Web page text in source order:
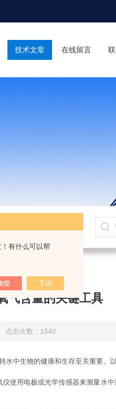
有什么可以帮
技术文章 在线留言
，气体检测仪，液位计，温度变送器，PH变送器
气含量的关键工具
击次数：1540
生物的健康和生存至关重要。以
用电极或光学传感器来测量水中